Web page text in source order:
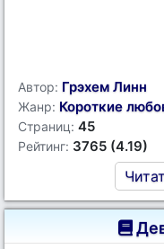
Автор: Грэхем Линн
Жанр: Короткие
Страниц: 45
Рейтинг: 3765 (4.19)